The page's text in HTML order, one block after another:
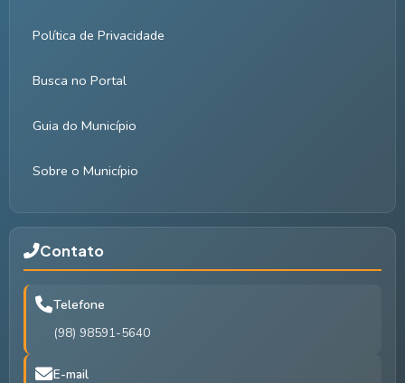
Política de Privacidade
Busca no Portal
Guia do Município
Sobre o Município
Contato
Telefone
(98) 98591-5640
E-mail